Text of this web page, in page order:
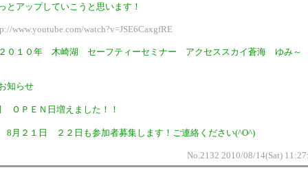
とアップしていこうと思います！
www.youtube.com/watch?v=JSE6CaxgfRE
０１０年 木崎湖 セーフティーセミナー アクセススカイ蒼海 ゆみ～
知らせ
ＯＰＥＮ日増えました！！
２１日 ２２日も参加者募集します！ご連絡ください(^O^)
No.2132 2010/08/14(Sat)